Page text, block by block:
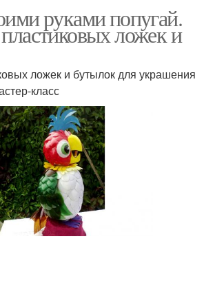
руками попугай.
ложек и
ложек и бутылок для украшения
класс